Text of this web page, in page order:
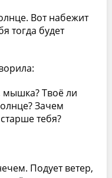
Вот набежит
тогда будет
мышка? Твоё ли
Зачем
тебя?
Подует ветер,